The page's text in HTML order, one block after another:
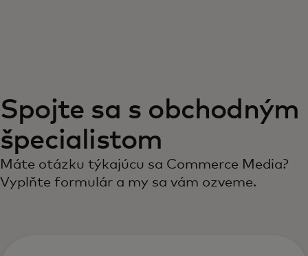
Pre svet
Pre inovátorov
Spojte sa s obchodným
špecialistom
Máte otázku týkajúcu sa Commerce Media?
Vyplňte formulár a my sa vám ozveme.